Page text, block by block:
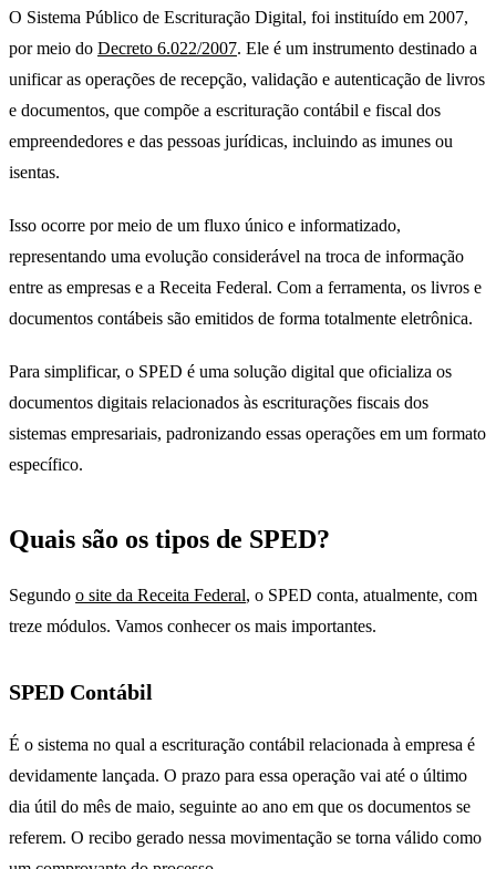
O Sistema Público de Escrituração Digital, foi instituído em 2007,
por meio do Decreto 6.022/2007. Ele é um instrumento destinado a
unificar as operações de recepção, validação e autenticação de livros
e documentos, que compõe a escrituração contábil e fiscal dos
empreendedores e das pessoas jurídicas, incluindo as imunes ou
isentas.
Isso ocorre por meio de um fluxo único e informatizado,
representando uma evolução considerável na troca de informação
entre as empresas e a Receita Federal. Com a ferramenta, os livros e
documentos contábeis são emitidos de forma totalmente eletrônica.
Para simplificar, o SPED é uma solução digital que oficializa os
documentos digitais relacionados às escriturações fiscais dos
sistemas empresariais, padronizando essas operações em um formato
específico.
Quais são os tipos de SPED?
Segundo o site da Receita Federal, o SPED conta, atualmente, com
treze módulos. Vamos conhecer os mais importantes.
SPED Contábil
É o sistema no qual a escrituração contábil relacionada à empresa é
devidamente lançada. O prazo para essa operação vai até o último
dia útil do mês de maio, seguinte ao ano em que os documentos se
referem. O recibo gerado nessa movimentação se torna válido como